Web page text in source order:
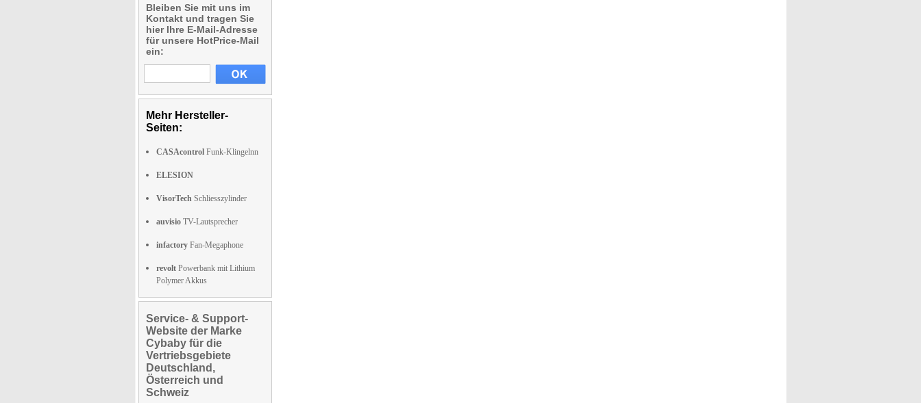
Bleiben Sie mit uns im
Kontakt und tragen Sie
hier Ihre E-Mail-Adresse
für unsere HotPrice-Mail
ein:
Mehr Hersteller-
Seiten:
CASAcontrol Funk-Klingelnn
ELESION
VisorTech Schliesszylinder
auvisio TV-Lautsprecher
infactory Fan-Megaphone
revolt Powerbank mit Lithium
Polymer Akkus
Service- & Support-
Website der Marke
Cybaby für die
Vertriebsgebiete
Deutschland,
Österreich und
Schweiz